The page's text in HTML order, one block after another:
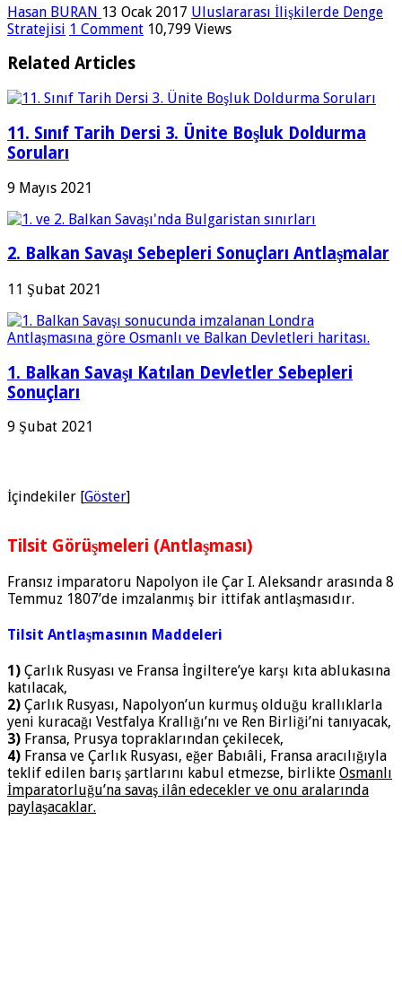
Hasan BURAN 13 Ocak 2017 Uluslararası İlişkilerde Denge
Stratejisi 1 Comment 10,799 Views
Related Articles
11. Sınıf Tarih Dersi 3. Ünite Boşluk Doldurma
Soruları
9 Mayıs 2021
2. Balkan Savaşı Sebepleri Sonuçları Antlaşmalar
11 Şubat 2021
1. Balkan Savaşı Katılan Devletler Sebepleri
Sonuçları
9 Şubat 2021
İçindekiler [Göster]
Tilsit Görüşmeleri (Antlaşması)
Fransız imparatoru Napolyon ile Çar I. Aleksandr arasında 8
Temmuz 1807’de imzalanmış bir ittifak antlaşmasıdır.
Tilsit Antlaşmasının Maddeleri
1) Çarlık Rusyası ve Fransa İngiltere’ye karşı kıta ablukasına
katılacak,
2) Çarlık Rusyası, Napolyon’un kurmuş olduğu krallıklarla
yeni kuracağı Vestfalya Krallığı’nı ve Ren Birliği’ni tanıyacak,
3) Fransa, Prusya topraklarından çekilecek,
4) Fransa ve Çarlık Rusyası, eğer Babıâli, Fransa aracılığıyla
teklif edilen barış şartlarını kabul etmezse, birlikte Osmanlı
İmparatorluğu’na savaş ilân edecekler ve onu aralarında
paylaşacaklar.